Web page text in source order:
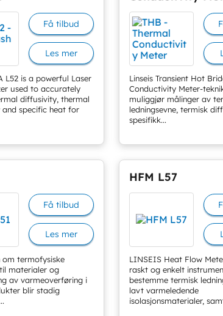
L52 is a powerful Laser
used to accurately
diffusivity, thermal
specific heat for
Få tilbud
Les mer
Linseis Transient Hot
Conductivity Meter-
muliggjør målinger av
ledningsevne, termisk
spesifikk...
termofysiske
materialer og
av varmeoverføring i
blir stadig
Få tilbud
Les mer
HFM L57
LINSEIS Heat Flow
raskt og enkelt
bestemme termisk
lavt varmeledende
isolasjonsmaterialer,